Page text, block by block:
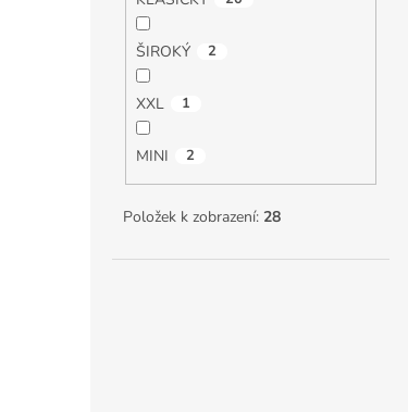
ŠIROKÝ 2
XXL 1
MINI 2
Položek k zobrazení: 28